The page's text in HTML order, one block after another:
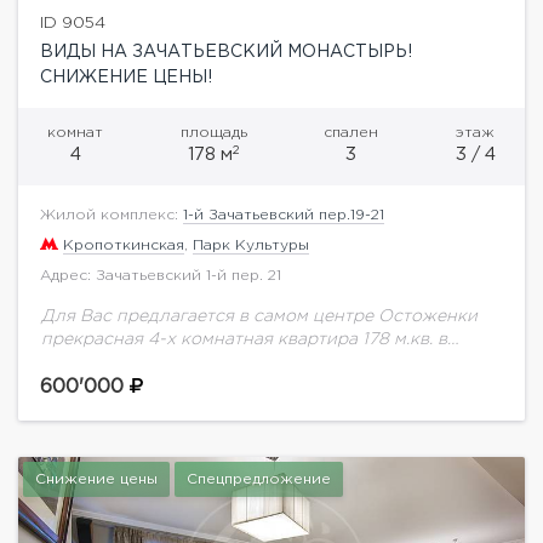
ID 9054
ВИДЫ НА ЗАЧАТЬЕВСКИЙ МОНАСТЫРЬ!
СНИЖЕНИЕ ЦЕНЫ!
комнат
4
площадь
178 м2
спален
3
этаж
3 / 4
Жилой комплекс: 1-й Зачатьевский пер.19-21
Кропоткинская Парк Культуры
Адрес: Зачатьевский 1-й пер. 21
Для Вас предлагается в самом центре Остоженки
прекрасная 4-х комнатная квартира 178 м.кв. в
Планировка: гостиная-кухня-столовая, 3 спальни, 3
600'000
Снижение цены Спецпредложение